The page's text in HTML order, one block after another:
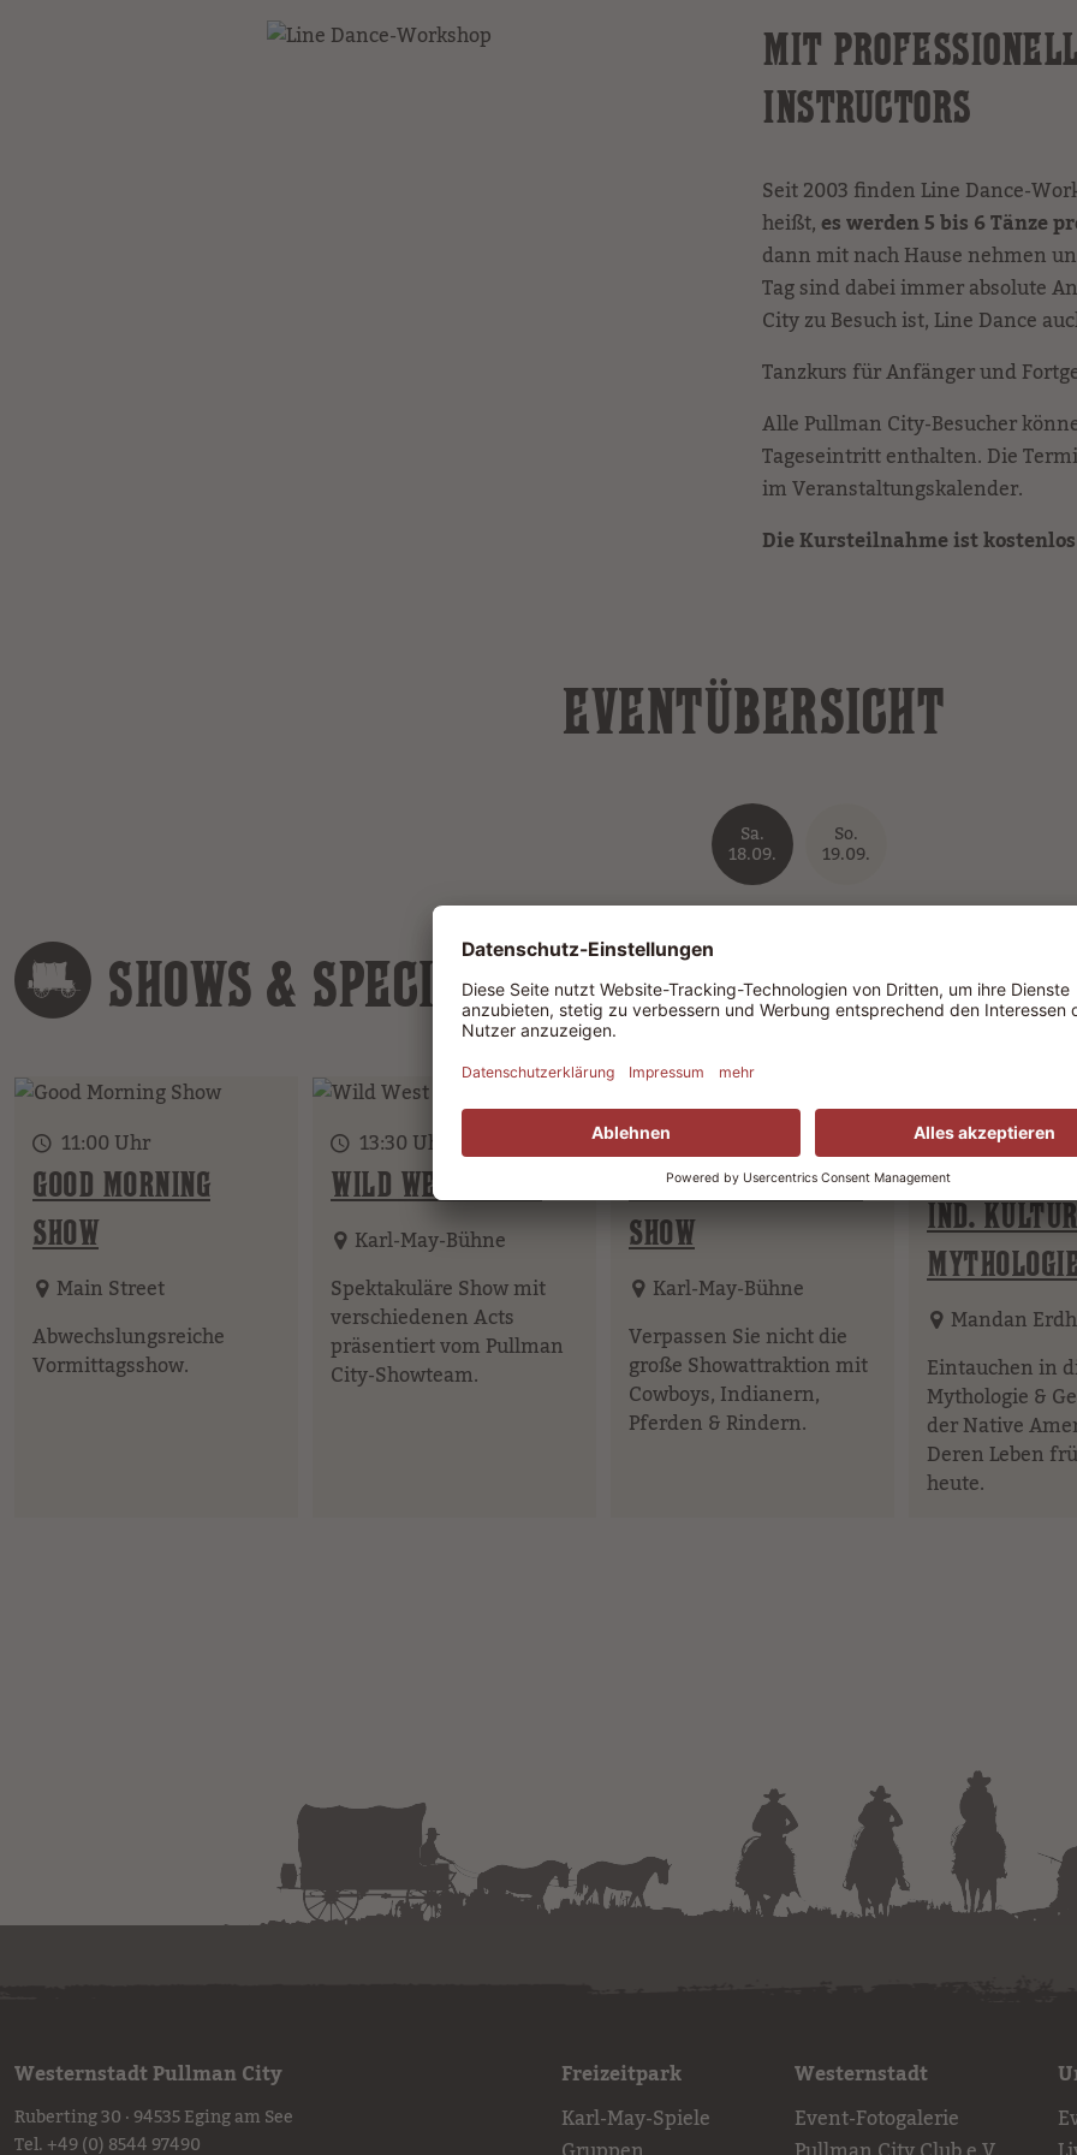
MIT
INSTRUCTORS
Seit 2003 finden Line Dance-
heißt,es werden 5 bis 6 Tänze
dann mit nach Hause nehmen
Tag sind dabei immer absolute
City zu Besuch ist, Line Dance
Tanzkurs für Anfänger und
Alle Pullman City-Besucher
Tageseintritt enthalten. Die
im Veranstaltungskalender.
Die Kursteilnahme ist
EVENTÜBERSICHT
Sa.
18.09.
So.
19.09.
SHOWS & SPECIALS
11:00 Uhr
GOOD MORNING
SHOW
Main Street
Abwechslungsreiche
Vormittagsshow.
13:30 Uhr
WILD WEST SHOW
Karl-May-Bühne
Spektakuläre Show mit
verschiedenen Acts
präsentiert vom Pullman
City-Showteam.
15:30 Uhr
AMERICAN HISTORY
SHOW
Karl-May-Bühne
Verpassen Sie nicht die
große Showattraktion mit
Cowboys, Indianern,
Pferden & Rindern.
IND.
Mandan
Eintauchen in
Mythologie &
der Native
Deren Leben
heute.
Westernstadt Pullman City
Ruberting 30 · 94535 Eging am See
Tel.+49 (0) 8544 97490
Freizeitpark
Karl-May-Spiele
Westernstadt
Event-Fotogalerie